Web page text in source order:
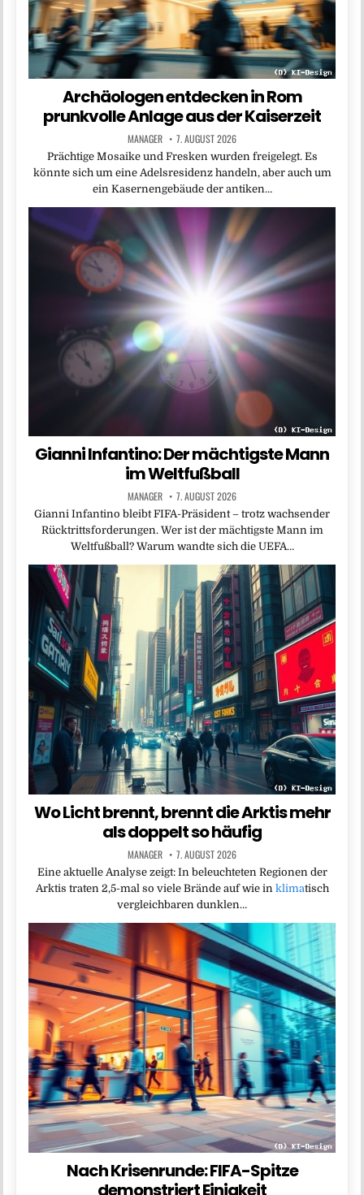
Archäologen entdecken in Rom
prunkvolle Anlage aus der Kaiserzeit
MANAGER 7. AUGUST 2026
Prächtige Mosaike und Fresken wurden freigelegt. Es
könnte sich um eine Adelsresidenz handeln, aber auch um
ein Kasernengebäude der antiken…
Gianni Infantino: Der mächtigste Mann
im Weltfußball
MANAGER 7. AUGUST 2026
Gianni Infantino bleibt FIFA-Präsident – trotz wachsender
Rücktrittsforderungen. Wer ist der mächtigste Mann im
Weltfußball? Warum wandte sich die UEFA…
Wo Licht brennt, brennt die Arktis mehr
als doppelt so häufig
MANAGER 7. AUGUST 2026
Eine aktuelle Analyse zeigt: In beleuchteten Regionen der
Arktis traten 2,5-mal so viele Brände auf wie in klimatisch
vergleichbaren dunklen…
Nach Krisenrunde: FIFA-Spitze
demonstriert Einigkeit